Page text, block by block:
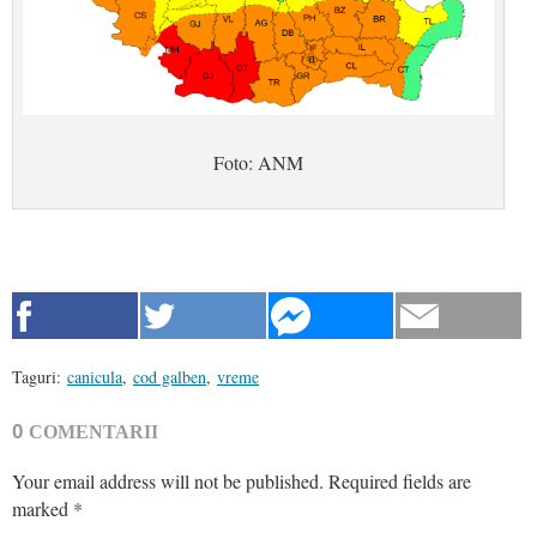
Foto: ANM
Taguri: canicula, cod galben, vreme
0 COMENTARII
Your email address will not be published. Required fields are
marked *